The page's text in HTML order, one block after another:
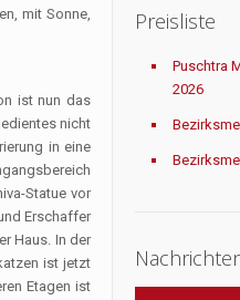
mit Sonne,
ist nun das
nicht
in eine
Statue vor
Erschaffer
Haus. In der
ist jetzt
Etagen ist
Preisliste
Puschtra
2026